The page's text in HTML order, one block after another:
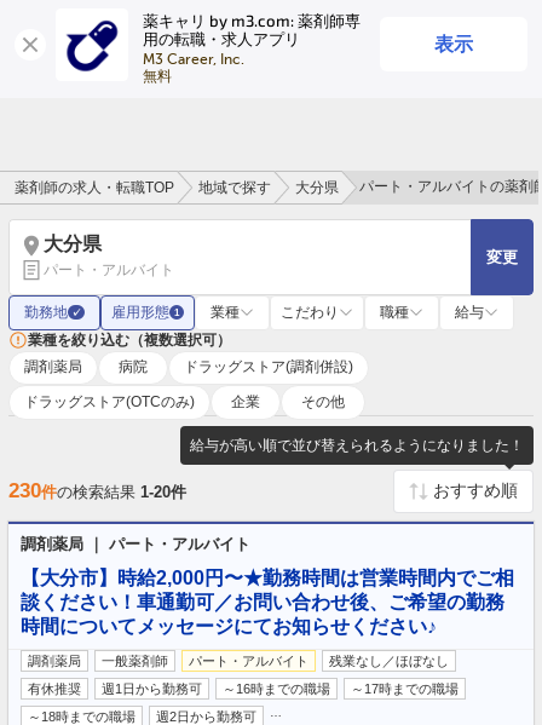
薬キャリ by m3.com: 薬剤師専
用の転職・求人アプリ
M3 Career, Inc.
無料
表示
ログイン
薬剤師の求人・転職TOP 地域で探す 大分県 パート・アルバイトの薬剤
大分県
パート・アルバイト
変更
勤務地 ✓ 雇用形態 1 業種 こだわり 職種
給与
業種を絞り込む（複数選択可）
調剤薬局
病院 ドラッグストア(調剤併設)
ドラッグストア(OTCのみ) 企業 その他
給与が高い順で並び替えられるようになりました！
230件の検索結果 1-20件
調剤薬局 ｜ パート・アルバイト
【大分市】時給2,000円〜★勤務時間は営業時間内でご相
談ください！車通勤可／お問い合わせ後、ご希望の勤務
時間についてメッセージにてお知らせください♪
調剤薬局 一般薬剤師 パート・アルバイト
残業なし／ほぼなし
有休推奨
週1日から勤務可 ～16時までの職場
～17時までの職場
～18時までの職場
週2日から勤務可